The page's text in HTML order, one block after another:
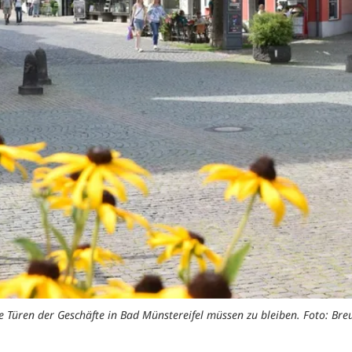
Türen der Geschäfte in Bad Münstereifel müssen zu bleiben. Foto: